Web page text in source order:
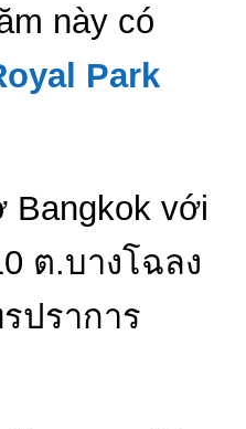
này có
Park
Bangkok với
ต.บางโฉลง
ปราการ